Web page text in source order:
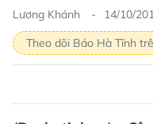
Lương Khánh
14/10/
Theo dõi Báo Hà Tĩnh